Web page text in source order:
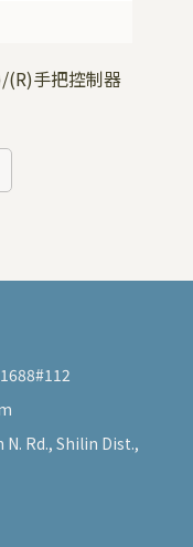
手把控制器
N. Rd., Shilin Dist.,